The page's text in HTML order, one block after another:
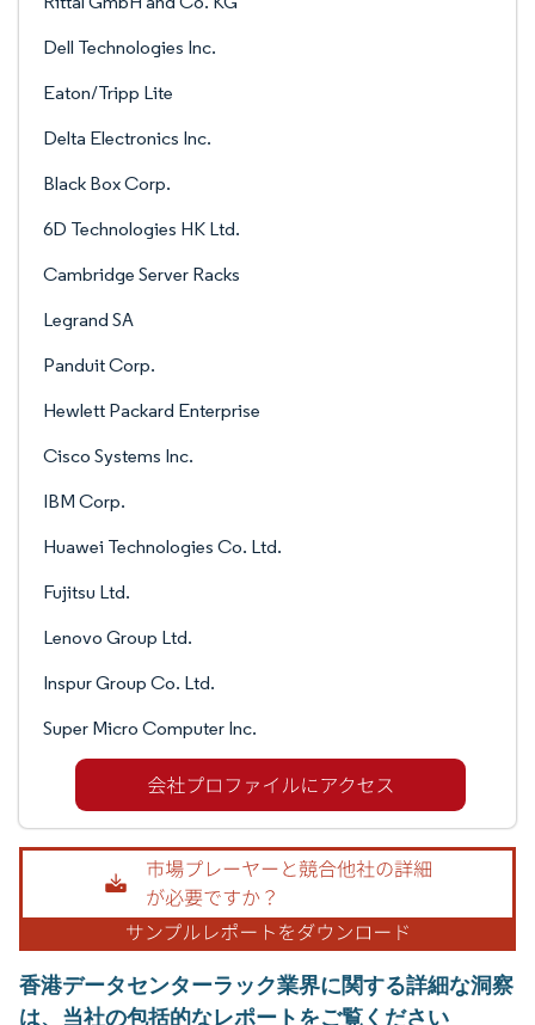
Dell Technologies Inc.
Eaton/Tripp Lite
Delta Electronics Inc.
Black Box Corp.
6D Technologies HK Ltd.
Cambridge Server Racks
Legrand SA
Panduit Corp.
Hewlett Packard Enterprise
Cisco Systems Inc.
IBM Corp.
Huawei Technologies Co. Ltd.
Fujitsu Ltd.
Lenovo Group Ltd.
Inspur Group Co. Ltd.
Super Micro Computer Inc.
香港データセンターラック業界に関する詳細な洞察
は、当社の包括的なレポートをご覧ください